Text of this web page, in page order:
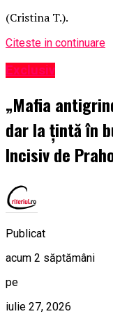
(Cristina T.).
Citeste in continuare
Exclusiv
„Mafia
dar la țintă în
Incisiv de
Publicat
acum 2 săptămâni
pe
iulie 27, 2026